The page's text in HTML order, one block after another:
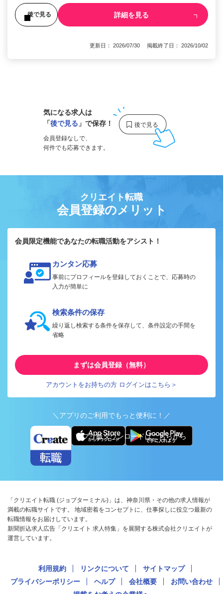
後で見る 詳細を見る
更新日： 2026/07/30 掲載終了日： 2026/10/02
気になる求人は
「後で見る 」で保存！
会員登録なしで、
何件でも応募できます。
クリエイト転職
会員登録のメリット
会員限定機能であなたの転職活動をアシスト！
カンタン応募
事前にプロフィールを登録しておくことで、応募時の
入力が簡単に
検索条件の保存
繰り返し検索する条件を保存して、条件設定の手間を
省略
まずは会員登録（無料）
アカウントをお持ちの方 ログインはこちら＞
＼アプリのご利用でもっと便利に！／
アプリ版ダウンロードはこちらから
「クリエイト転職 (ジョブターミナル)」は、神奈川県・その他の求人情報が
満載の転職サイトです。 地域密着をコンセプトに、仕事探しに役立つ最新の
転職情報をお届けしています。
新聞折込求人広告「クリエイト 求人特集」を展開する株式会社クリエイトが
運営しています。
利用規約 リンクについて
サイトマップ
プライバシーポリシー
ヘルプ 会社概要
お問い合わせ